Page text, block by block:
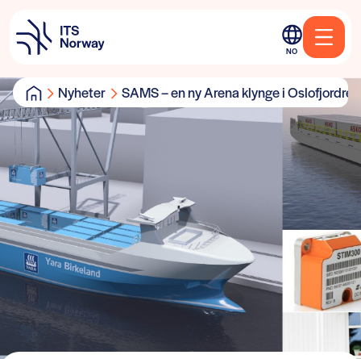
NO
Nyheter SAMS – en ny Arena klynge i